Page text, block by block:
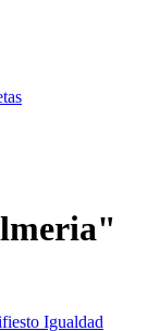
Igualdad